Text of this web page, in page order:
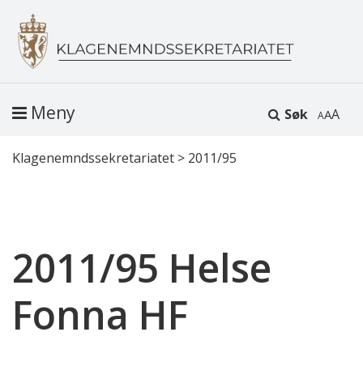
Søk A
Meny
Klagenemndssekretariatet > 2011/95
2011/95 Helse
Fonna HF